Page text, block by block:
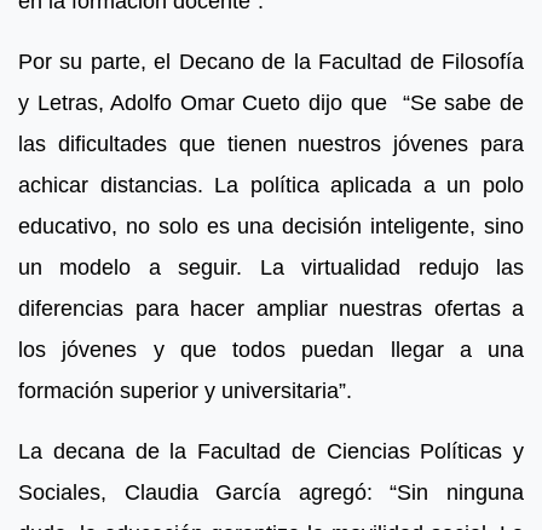
Por su parte, el Decano de la Facultad de Filosofía
y Letras, Adolfo Omar Cueto dijo que “Se sabe de
las dificultades que tienen nuestros jóvenes para
achicar distancias. La política aplicada a un polo
educativo, no solo es una decisión inteligente, sino
un modelo a seguir. La virtualidad redujo las
diferencias para hacer ampliar nuestras ofertas a
los jóvenes y que todos puedan llegar a una
formación superior y universitaria”.
La decana de la Facultad de Ciencias Políticas y
Sociales, Claudia García agregó: “Sin ninguna